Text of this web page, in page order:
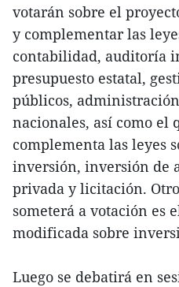
votarán sobre el
y complementar las
contabilidad, auditoría
presupuesto estatal,
públicos,
nacionales, así como el
complementa las leyes
inversión, inversión de
privada y licitación.
someterá a votación es
modificada sobre
Luego se debatirá en